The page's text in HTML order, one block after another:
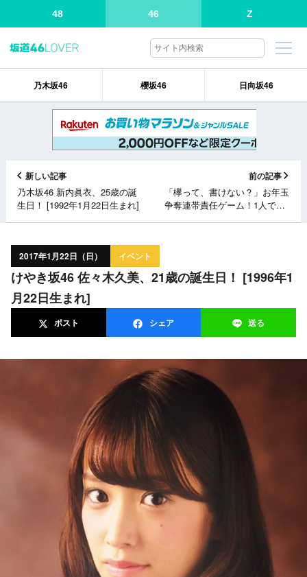
48 46 Z
乃木坂46 櫻坂46 日向坂46
新しい記事
乃木坂46 新内眞衣、25歳の誕
生日！ [1992年1月22日生まれ]
前の記事
「欅って、書けない？」お年玉
争奪連帯責任ゲーム！1人でも
2017年1月22日（日） イベント
けやき坂46 佐々木久美、21歳の誕生日！ [1996年1
月22日生まれ]
ポスト シェア 送る